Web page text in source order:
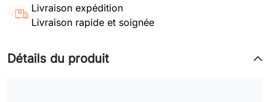
Livraison expédition
Livraison rapide et soignée
Détails du produit